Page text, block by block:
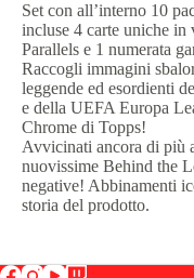
Set con all’interno 10
incluse 4 carte uniche
Parallels e 1 numerata
Raccogli immagini
leggende ed esordienti
e della UEFA Europa
Chrome di Topps!
Avvicinati ancora di più
nuovissime Behind the
negative! Abbinamenti
storia del prodotto.